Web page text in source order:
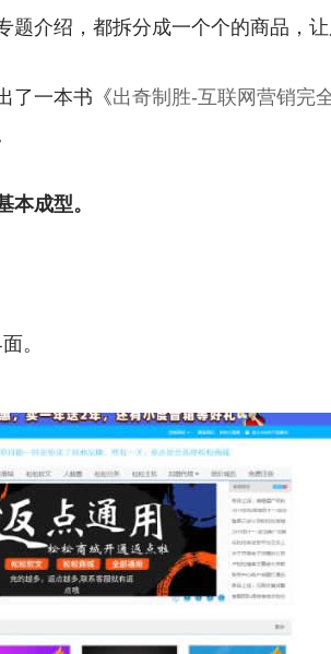
介绍，都拆分成一个个的商品，让
了一本书《出奇制胜-互联网营销完
成型。
。